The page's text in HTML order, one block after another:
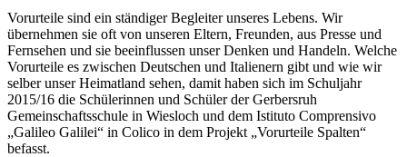
Vorurteile sind ein ständiger Begleiter unseres Lebens. Wir
übernehmen sie oft von unseren Eltern, Freunden, aus Presse und
Fernsehen und sie beeinflussen unser Denken und Handeln. Welche
Vorurteile es zwischen Deutschen und Italienern gibt und wie wir
selber unser Heimatland sehen, damit haben sich im Schuljahr
2015/16 die Schülerinnen und Schüler der Gerbersruh
Gemeinschaftsschule in Wiesloch und dem Istituto Comprensivo
„Galileo Galilei“ in Colico in dem Projekt „Vorurteile Spalten“
befasst.